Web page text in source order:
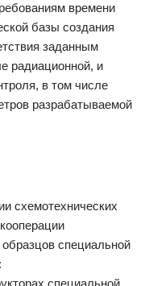
времени
базы создания
заданным
радиационной, и
в том числе
разрабатываемой
схемотехнических
специальной